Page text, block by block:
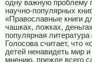
одну важную проблему
научно-популярных
«Православные книги
чашках, ложках,
популярная
Голосова считает, что
детей ненавидеть мир
мнению, прежде всего